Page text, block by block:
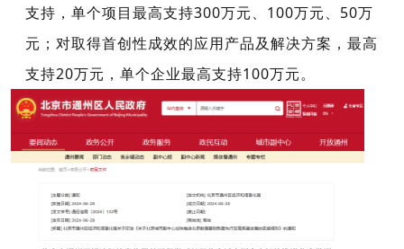
支持， 单个项目最高支持300万元、100万元、50万
元；对取得首创性成效的应用产品及解决方案，最高
支持20万元，单个企业最高支持100万元。